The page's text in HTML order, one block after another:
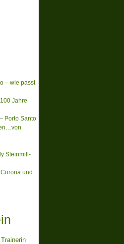
– wie passt
Jahre
Porto Santo
Steinmill-
und